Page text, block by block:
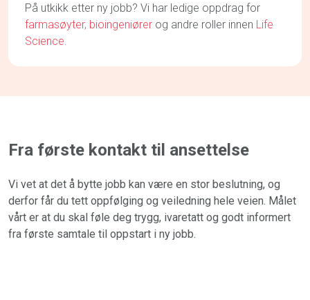
På utkikk etter ny jobb? Vi har ledige oppdrag for
farmasøyter, bioingeniører og andre roller innen Life
Science.
Fra første kontakt til ansettelse
Vi vet at det å bytte jobb kan være en stor beslutning, og
derfor får du tett oppfølging og veiledning hele veien. Målet
vårt er at du skal føle deg trygg, ivaretatt og godt informert
fra første samtale til oppstart i ny jobb.